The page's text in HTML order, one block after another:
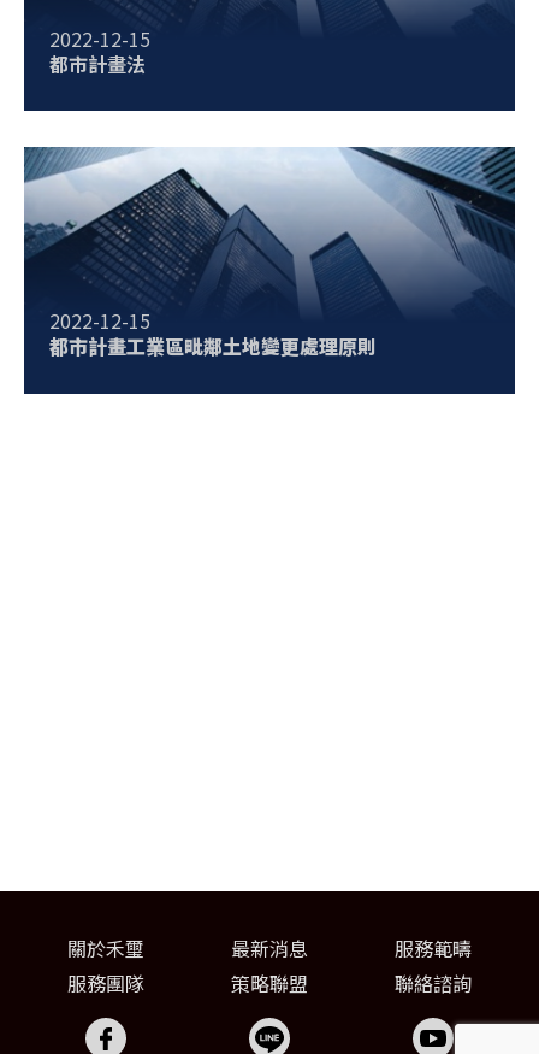
2022-12-15
都市計畫法
2022-12-15
都市計畫工業區毗鄰土地變更處理原則
關於禾璽 最新消息
服務範疇
服務團隊
策略聯盟 聯絡諮詢